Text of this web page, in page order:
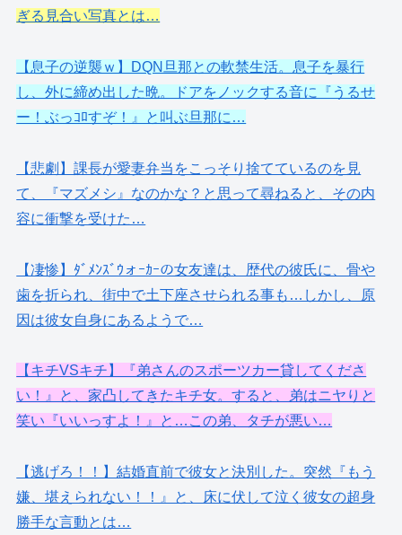
ぎる見合い写真とは…
【息子の逆襲ｗ】DQN旦那との軟禁生活。息子を暴行
し、外に締め出した晩。ドアをノックする音に『うるせ
ー！ぶっｺﾛすぞ！』と叫ぶ旦那に…
【悲劇】課長が愛妻弁当をこっそり捨てているのを見
て、『マズメシ』なのかな？と思って尋ねると、その内
容に衝撃を受けた…
【凄惨】ﾀﾞﾒﾝｽﾞｳォｰｶｰの女友達は、歴代の彼氏に、骨や
歯を折られ、街中で土下座させられる事も…しかし、原
因は彼女自身にあるようで…
【キチVSキチ】『弟さんのスポーツカー貸してくださ
い！』と、家凸してきたキチ女。すると、弟はニヤりと
笑い『いいっすよ！』と…この弟、タチが悪い…
【逃げろ！！】結婚直前で彼女と決別した。突然『もう
嫌、堪えられない！！』と、床に伏して泣く彼女の超身
勝手な言動とは…